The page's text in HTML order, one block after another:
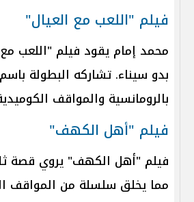
فيلم "اللعب مع العيال"
محمد إمام يقود فيلم "اللعب
بدو سيناء. تشاركه البطولة
بالرومانسية والمواقف
فيلم "أهل الكهف"
فيلم "أهل الكهف" يروي قصة
مما يخلق سلسلة من المواقف